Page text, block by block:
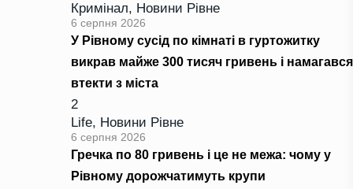
Кримінал, Новини Рівне
6 серпня 2026
У Рівному сусід по кімнаті в гуртожитку
викрав майже 300 тисяч гривень і намагався
втекти з міста
2
Life, Новини Рівне
6 серпня 2026
Гречка по 80 гривень і це не межа: чому у
Рівному дорожчатимуть крупи